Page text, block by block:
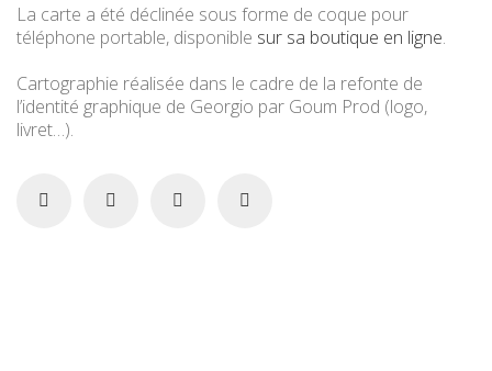
La carte a été déclinée sous forme de coque pour
téléphone portable, disponible sur sa boutique en ligne.
Cartographie réalisée dans le cadre de la refonte de
l’identité graphique de Georgio par Goum Prod (logo,
livret…).